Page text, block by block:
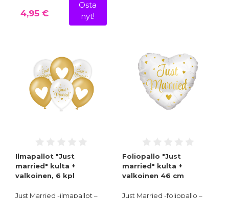
4,95 €
Osta
nyt!
Ilmapallot "Just
married" kulta +
valkoinen, 6 kpl
Just Married -ilmapallot –
Foliopallo "Just
married" kulta +
valkoinen 46 cm
Just Married -foliopallo –